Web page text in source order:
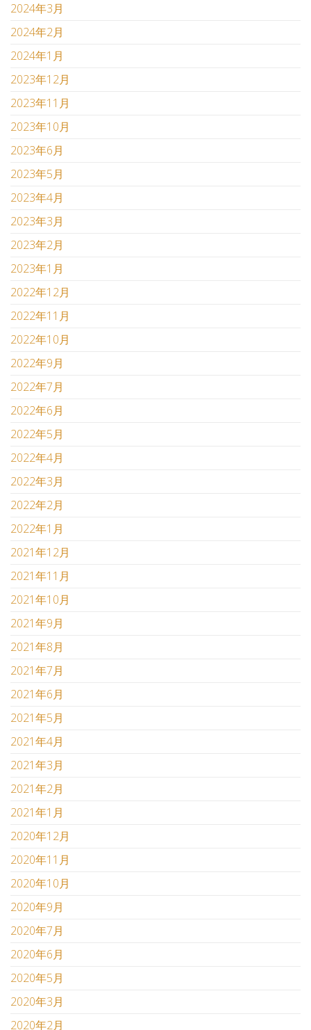
2024年3月
2024年2月
2024年1月
2023年12月
2023年11月
2023年10月
2023年6月
2023年5月
2023年4月
2023年3月
2023年2月
2023年1月
2022年12月
2022年11月
2022年10月
2022年9月
2022年7月
2022年6月
2022年5月
2022年4月
2022年3月
2022年2月
2022年1月
2021年12月
2021年11月
2021年10月
2021年9月
2021年8月
2021年7月
2021年6月
2021年5月
2021年4月
2021年3月
2021年2月
2021年1月
2020年12月
2020年11月
2020年10月
2020年9月
2020年7月
2020年6月
2020年5月
2020年3月
2020年2月